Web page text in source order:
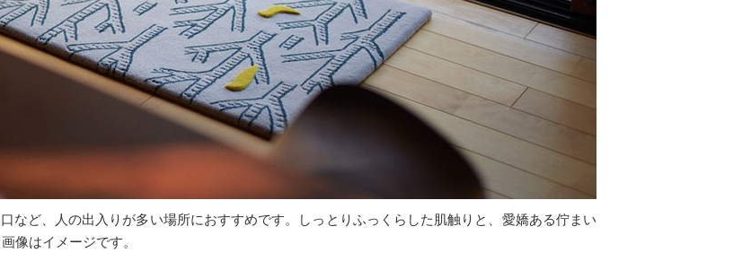
など、人の出入りが多い場所におすすめです。しっとりふっくらした肌触りと、愛嬌ある佇まい
像はイメージです。